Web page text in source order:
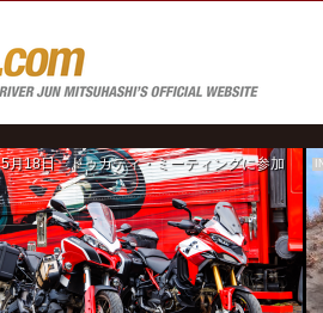
5月18日 ドゥカティ・ミーティングに参加